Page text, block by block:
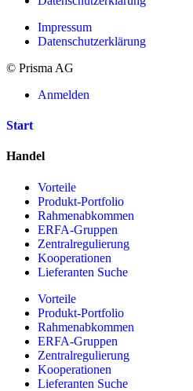
Impressum
Datenschutzerklärung
© Prisma AG
Anmelden
Start
Handel
Vorteile
Produkt-Portfolio
Rahmenabkommen
ERFA-Gruppen
Zentralregulierung
Kooperationen
Lieferanten Suche
Vorteile
Produkt-Portfolio
Rahmenabkommen
ERFA-Gruppen
Zentralregulierung
Kooperationen
Lieferanten Suche